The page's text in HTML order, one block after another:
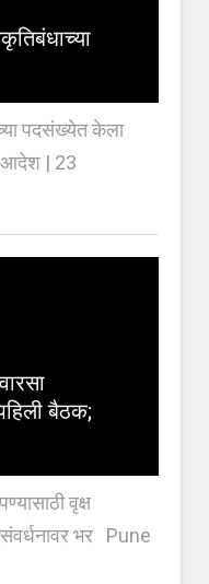
पदसंख्येत केला
आदेश | 23
बैठक;
वृक्ष
भर Pune